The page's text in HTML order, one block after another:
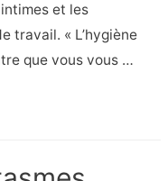
et les
travail. « L’hygiène
que vous vous …